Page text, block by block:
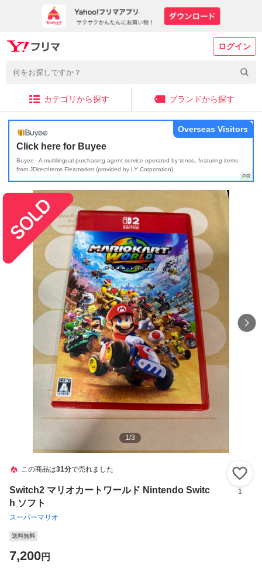
ログイン
カテゴリから探す ブランドから探す
Click here for Buyee
Buyee - A multilingual purchasing agent service operated by tenso, featuring items
from JDirectItems Fleamarket (provided by LY Corporation)
Overseas Visitors
1/3
この商品は31分で売れました
Switch2 マリオカートワールド Nintendo Switc
h ソフト
スーパーマリオ
1
送料無料
7,200円